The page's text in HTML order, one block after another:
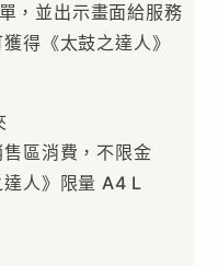
，並出示畫面給服務
得《太鼓之達人》
區消費，不限金
人》限量 A4 L